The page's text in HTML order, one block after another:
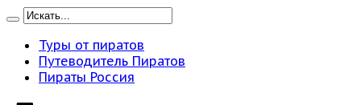
Туры от пиратов
Путеводитель Пиратов
Пираты Россия